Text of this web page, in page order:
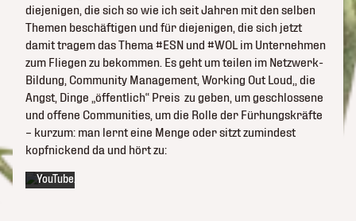
diejenigen, die sich so wie ich seit Jahren mit den selben
Themen beschäftigen und für diejenigen, die sich jetzt
damit tragem das Thema #ESN und #WOL im Unternehmen
zum Fliegen zu bekommen. Es geht um teilen im Netzwerk-
Bildung, Community Management, Working Out Loud,, die
Angst, Dinge „öffentlich“ Preis zu geben, um geschlossene
und offene Communities, um die Rolle der Fürhungskräfte
– kurzum: man lernt eine Menge oder sitzt zumindest
kopfnickend da und hört zu:
Mit
dem
Laden
des
Videos
akzeptieren
Sie
die
Datenschutzerklärung
YouTube.